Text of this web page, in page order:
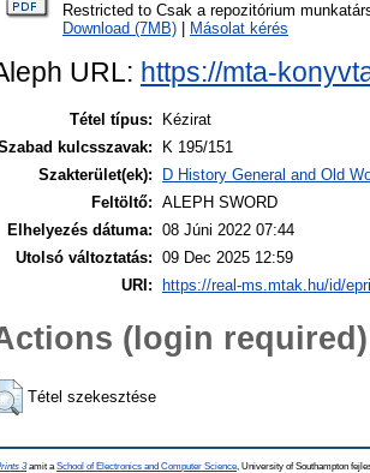
Restricted to Csak a repozitórium
Download (7MB)
Másolat kérés
URL: https://mta-
Tétel típus:
Kézirat
kulcsszavak:
K 195/151
Szakterület(ek):
D History General and Old
Feltöltő: ALEPH SWORD
Elhelyezés dátuma: 08 Júni 2022 07:44
Utolsó változtatás: 09 Dec 2025 12:59
URI:
https://real-ms.mtak.hu/id/
(login required)
Tétel szekesztése
3amit a School of Electronics and Computer Science , University of Southampton